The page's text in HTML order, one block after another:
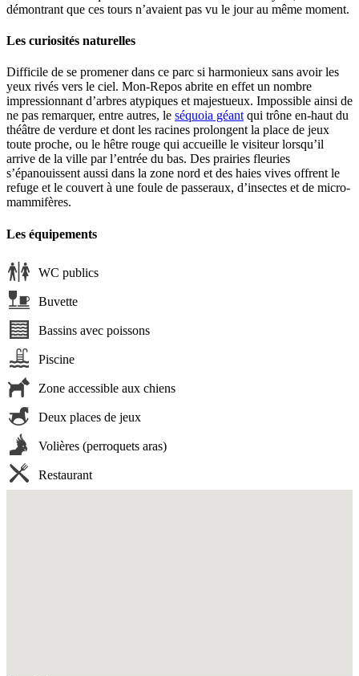
démontrant que ces tours n’avaient pas vu le jour au même moment.
Les curiosités naturelles
Difficile de se promener dans ce parc si harmonieux sans avoir les
yeux rivés vers le ciel. Mon-Repos abrite en effet un nombre
impressionnant d’arbres atypiques et majestueux. Impossible ainsi de
ne pas remarquer, entre autres, le séquoia géantqui trône en-haut du
théâtre de verdure et dont les racines prolongent la place de jeux
toute proche, ou le hêtre rouge qui accueille le visiteur lorsqu’il
arrive de la ville par l’entrée du bas. Des prairies fleuries
s’épanouissent aussi dans la zone nord et des haies vives offrent le
refuge et le couvert à une foule de passeraux, d’insectes et de micro-
mammifères.
Les équipements
WC publics
Buvette
Bassins avec poissons
Piscine
Zone accessible aux chiens
Deux places de jeux
Volières (perroquets aras)
Restaurant